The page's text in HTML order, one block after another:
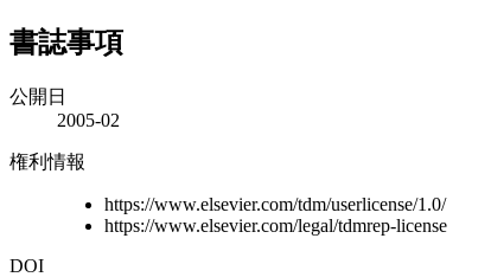
書誌事項
公開日
2005-02
権利情報
https://www.elsevier.com/tdm/userlicense/1.0/
https://www.elsevier.com/legal/tdmrep-license
DOI